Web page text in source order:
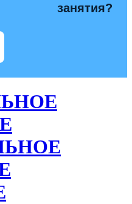
занятия?